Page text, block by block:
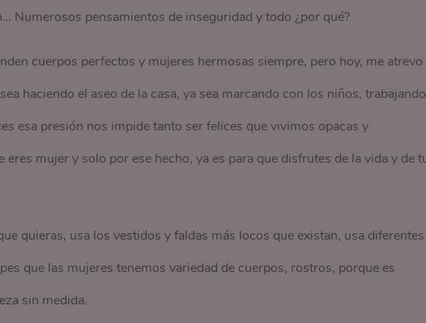
Numerosos pensamientos de inseguridad y todo ¿por qué?
cuerpos perfectos y mujeres hermosas siempre, pero hoy, me atrevo
haciendo el aseo de la casa, ya sea marcando con los niños,
esa presión nos impide tanto ser felices que vivimos opacas y
mujer y solo por ese hecho, ya es para que disfrutes de la vida y de
quieras, usa los vestidos y faldas más locos que existan, usa diferentes
que las mujeres tenemos variedad de cuerpos, rostros, porque es
sin medida.